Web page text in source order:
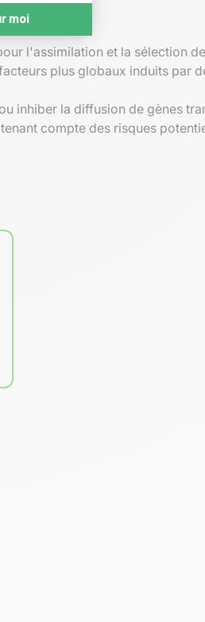
l'assimilation et la sélection
plus globaux induits par
inhiber la diffusion de gènes
compte des risques